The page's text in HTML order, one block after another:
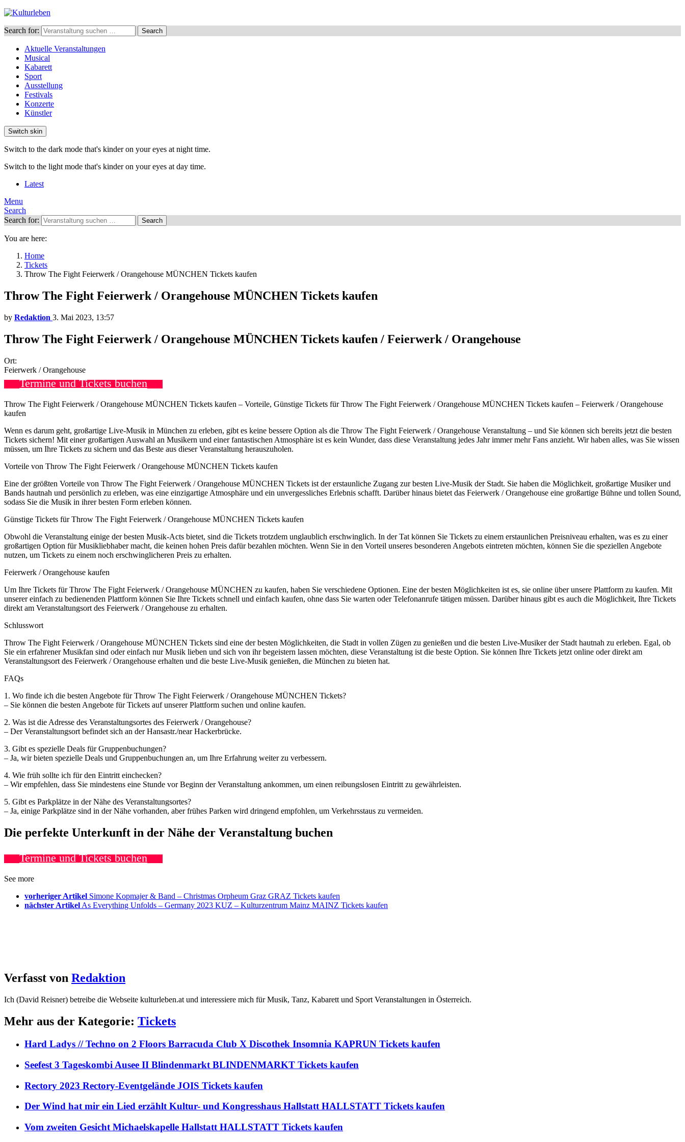
Search for: Search
Aktuelle Veranstaltungen
Musical
Kabarett
Sport
Ausstellung
Festivals
Konzerte
Künstler
Switch skin
Switch to the dark mode that's kinder on your eyes at night time.
Switch to the light mode that's kinder on your eyes at day time.
Latest
Menu
Search
Search for:
Search
You are here:
Home
Tickets
Throw The Fight Feierwerk / Orangehouse MÜNCHEN Tickets kaufen
Throw The Fight Feierwerk / Orangehouse MÜNCHEN Tickets kaufen
by Redaktion 3. Mai 2023, 13:57
Throw The Fight Feierwerk / Orangehouse MÜNCHEN Tickets kaufen / Feierwerk / Orangehouse
Ort:
Feierwerk / Orangehouse
Termine und Tickets buchen
Throw The Fight Feierwerk / Orangehouse MÜNCHEN Tickets kaufen – Vorteile, Günstige Tickets für Throw The Fight Feierwerk / Orangehouse MÜNCHEN Tickets kaufen – Feierwerk / Orangehouse
kaufen
Wenn es darum geht, großartige Live-Musik in München zu erleben, gibt es keine bessere Option als die Throw The Fight Feierwerk / Orangehouse Veranstaltung – und Sie können sich bereits jetzt die besten
Tickets sichern! Mit einer großartigen Auswahl an Musikern und einer fantastischen Atmosphäre ist es kein Wunder, dass diese Veranstaltung jedes Jahr immer mehr Fans anzieht. Wir haben alles, was Sie wissen
müssen, um Ihre Tickets zu sichern und das Beste aus dieser Veranstaltung herauszuholen.
Vorteile von Throw The Fight Feierwerk / Orangehouse MÜNCHEN Tickets kaufen
Eine der größten Vorteile von Throw The Fight Feierwerk / Orangehouse MÜNCHEN Tickets ist der erstaunliche Zugang zur besten Live-Musik der Stadt. Sie haben die Möglichkeit, großartige Musiker und
Bands hautnah und persönlich zu erleben, was eine einzigartige Atmosphäre und ein unvergessliches Erlebnis schafft. Darüber hinaus bietet das Feierwerk / Orangehouse eine großartige Bühne und tollen Sound,
sodass Sie die Musik in ihrer besten Form erleben können.
Günstige Tickets für Throw The Fight Feierwerk / Orangehouse MÜNCHEN Tickets kaufen
Obwohl die Veranstaltung einige der besten Musik-Acts bietet, sind die Tickets trotzdem unglaublich erschwinglich. In der Tat können Sie Tickets zu einem erstaunlichen Preisniveau erhalten, was es zu einer
großartigen Option für Musikliebhaber macht, die keinen hohen Preis dafür bezahlen möchten. Wenn Sie in den Vorteil unseres besonderen Angebots eintreten möchten, können Sie die speziellen Angebote
nutzen, um Tickets zu einem noch erschwinglicheren Preis zu erhalten.
Feierwerk / Orangehouse kaufen
Um Ihre Tickets für Throw The Fight Feierwerk / Orangehouse MÜNCHEN zu kaufen, haben Sie verschiedene Optionen. Eine der besten Möglichkeiten ist es, sie online über unsere Plattform zu kaufen. Mit
unserer einfach zu bedienenden Plattform können Sie Ihre Tickets schnell und einfach kaufen, ohne dass Sie warten oder Telefonanrufe tätigen müssen. Darüber hinaus gibt es auch die Möglichkeit, Ihre Tickets
direkt am Veranstaltungsort des Feierwerk / Orangehouse zu erhalten.
Schlusswort
Throw The Fight Feierwerk / Orangehouse MÜNCHEN Tickets sind eine der besten Möglichkeiten, die Stadt in vollen Zügen zu genießen und die besten Live-Musiker der Stadt hautnah zu erleben. Egal, ob
Sie ein erfahrener Musikfan sind oder einfach nur Musik lieben und sich von ihr begeistern lassen möchten, diese Veranstaltung ist die beste Option. Sie können Ihre Tickets jetzt online oder direkt am
Veranstaltungsort des Feierwerk / Orangehouse erhalten und die beste Live-Musik genießen, die München zu bieten hat.
FAQs
1. Wo finde ich die besten Angebote für Throw The Fight Feierwerk / Orangehouse MÜNCHEN Tickets?
– Sie können die besten Angebote für Tickets auf unserer Plattform suchen und online kaufen.
2. Was ist die Adresse des Veranstaltungsortes des Feierwerk / Orangehouse?
– Der Veranstaltungsort befindet sich an der Hansastr./near Hackerbrücke.
3. Gibt es spezielle Deals für Gruppenbuchungen?
– Ja, wir bieten spezielle Deals und Gruppenbuchungen an, um Ihre Erfahrung weiter zu verbessern.
4. Wie früh sollte ich für den Eintritt einchecken?
– Wir empfehlen, dass Sie mindestens eine Stunde vor Beginn der Veranstaltung ankommen, um einen reibungslosen Eintritt zu gewährleisten.
5. Gibt es Parkplätze in der Nähe des Veranstaltungsortes?
– Ja, einige Parkplätze sind in der Nähe vorhanden, aber frühes Parken wird dringend empfohlen, um Verkehrsstaus zu vermeiden.
Die perfekte Unterkunft in der Nähe der Veranstaltung buchen
Termine und Tickets buchen
See more
vorheriger Artikel Simone Kopmajer & Band – Christmas Orpheum Graz GRAZ Tickets kaufen
nächster ArtikelAs Everything Unfolds – Germany 2023 KUZ – Kulturzentrum Mainz MAINZ Tickets kaufen
Verfasst von Redaktion
Ich (David Reisner) betreibe die Webseite kulturleben.at und interessiere mich für Musik, Tanz, Kabarett und Sport Veranstaltungen in Österreich.
Mehr aus der Kategorie: Tickets
Hard Ladys // Techno on 2 Floors Barracuda Club X Discothek Insomnia KAPRUN Tickets kaufen
Seefest 3 Tageskombi Ausee II Blindenmarkt BLINDENMARKT Tickets kaufen
Rectory 2023 Rectory-Eventgelände JOIS Tickets kaufen
Der Wind hat mir ein Lied erzählt Kultur- und Kongresshaus Hallstatt HALLSTATT Tickets kaufen
Vom zweiten Gesicht Michaelskapelle Hallstatt HALLSTATT Tickets kaufen